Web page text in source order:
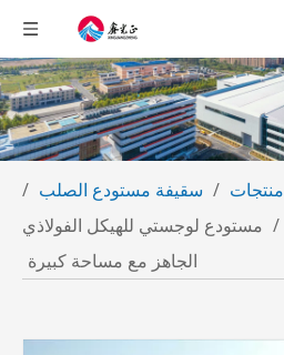
منتجات / سقيفة مستودع الصلب /
/ مستودع لوجستي للهيكل الفولاذي
الجاهز مع مساحة كبيرة